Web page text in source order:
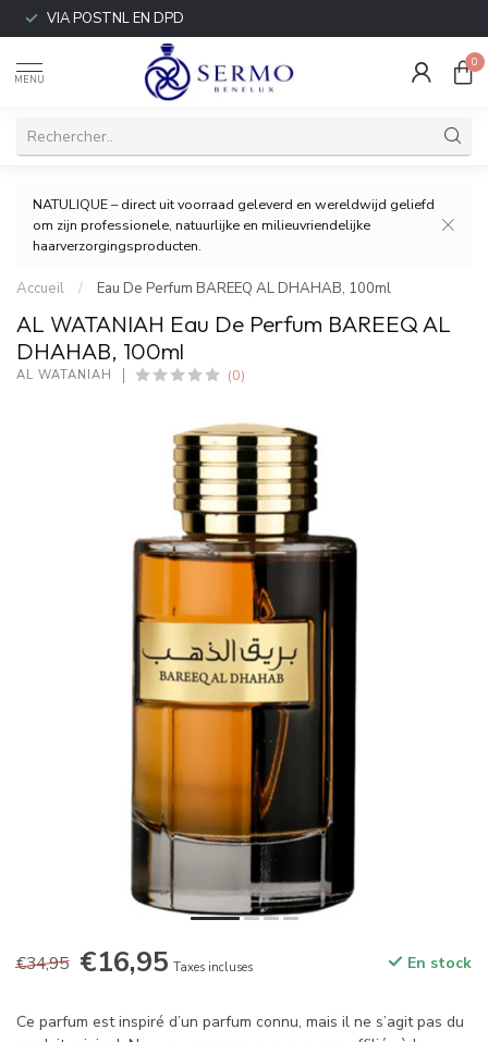
VIA POSTNL EN DPD
MENU
0
NATULIQUE – direct uit voorraad geleverd en wereldwijd geliefd
om zijn professionele, natuurlijke en milieuvriendelijke
haarverzorgingsproducten.
Accueil / Eau De Perfum BAREEQ AL DHAHAB, 100ml
AL WATANIAH Eau De Perfum BAREEQ AL
DHAHAB, 100ml
AL WATANIAH (0)
€34,95 €16,95 Taxes incluses En stock
Ce parfum est inspiré d’un parfum connu, mais il ne s’agit pas du